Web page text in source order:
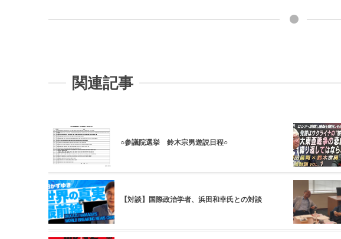
関連記事
○参議院選挙 鈴木宗男遊説日程○
【対談】国際政治学者、浜田和幸氏との対談